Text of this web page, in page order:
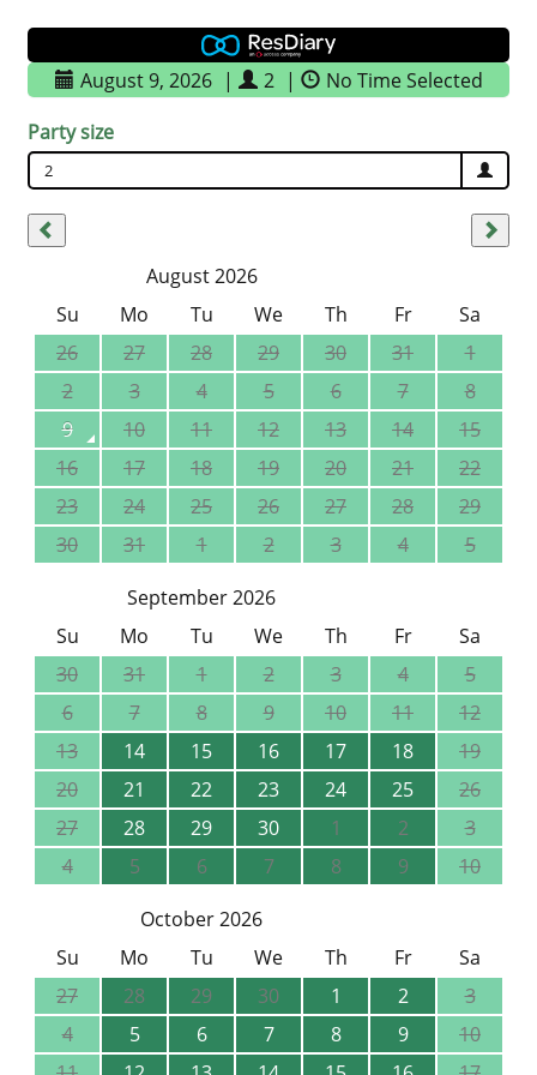
August 9, 2026 | 2 |
No Time Selected
Party size
2
August 2026
Su
Mo Tu We Th Fr
Sa
26
27 28 29 30 31
1
2
3 4 5 6 7
8
9
10 11 12 13 14
15
16
17 18 19 20 21
22
23
24 25 26 27 28
29
30
31 1 2 3 4
5
September 2026
Su
Mo Tu We Th Fr
Sa
30
31 1 2 3 4
5
6
7 8 9 10 11
12
13
14 15 16 17 18
19
20
21 22 23 24 25
26
27
28 29 30 1 2
3
4
5 6 7 8 9
10
October 2026
Su
Mo Tu We Th Fr
Sa
27
28 29 30 1 2
3
4
5 6 7 8 9
10